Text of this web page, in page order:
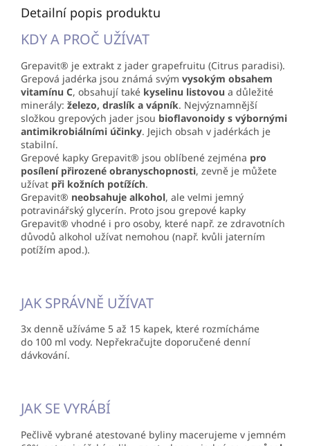
Detailní popis produktu
KDY A PROČ UŽÍVAT
Grepavit® je extrakt z jader grapefruitu (Citrus paradisi).
Grepová jadérka jsou známá svým vysokým obsahem
vitamínu C, obsahují také kyselinu listovou a důležité
minerály: železo, draslík a vápník. Nejvýznamnější
složkou grepových jader jsou bioflavonoidy s výbornými
antimikrobiálními účinky. Jejich obsah v jadérkách je
stabilní.
Grepové kapky Grepavit® jsou oblíbené zejména pro
posílení přirozené obranyschopnosti, zevně je můžete
užívat při kožních potížích.
Grepavit® neobsahuje alkohol, ale velmi jemný
potravinářský glycerín. Proto jsou grepové kapky
Grepavit® vhodné i pro osoby, které např. ze zdravotních
důvodů alkohol užívat nemohou (např. kvůli jaterním
potížím apod.).
JAK SPRÁVNĚ UŽÍVAT
3x denně užíváme 5 až 15 kapek, které rozmícháme
do 100 ml vody. Nepřekračujte doporučené denní
dávkování.
JAK SE VYRÁBÍ
Pečlivě vybrané atestované byliny macerujeme v jemném